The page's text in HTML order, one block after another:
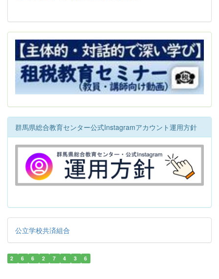
群馬県総合教育センター公式Instagramアカウント運用方針
公立学校共済組合
2 6 6 2 7 4 3 6